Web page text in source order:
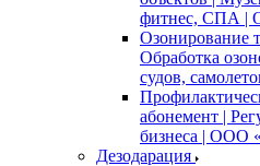
фитнес, СПА
Озонирование
Обработка
судов,
абонемент |
бизнеса | ООО
Дезодарация